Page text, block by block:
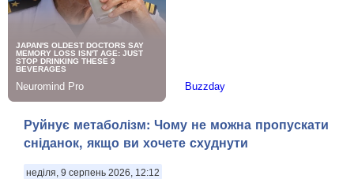
Руйнує метаболізм: Чому не можна пропускати
сніданок, якщо ви хочете схуднути
неділя, 9 серпень 2026, 12:12